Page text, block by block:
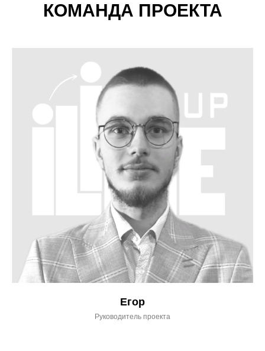
КОМАНДА ПРОЕКТА
Егор
Руководитель проекта